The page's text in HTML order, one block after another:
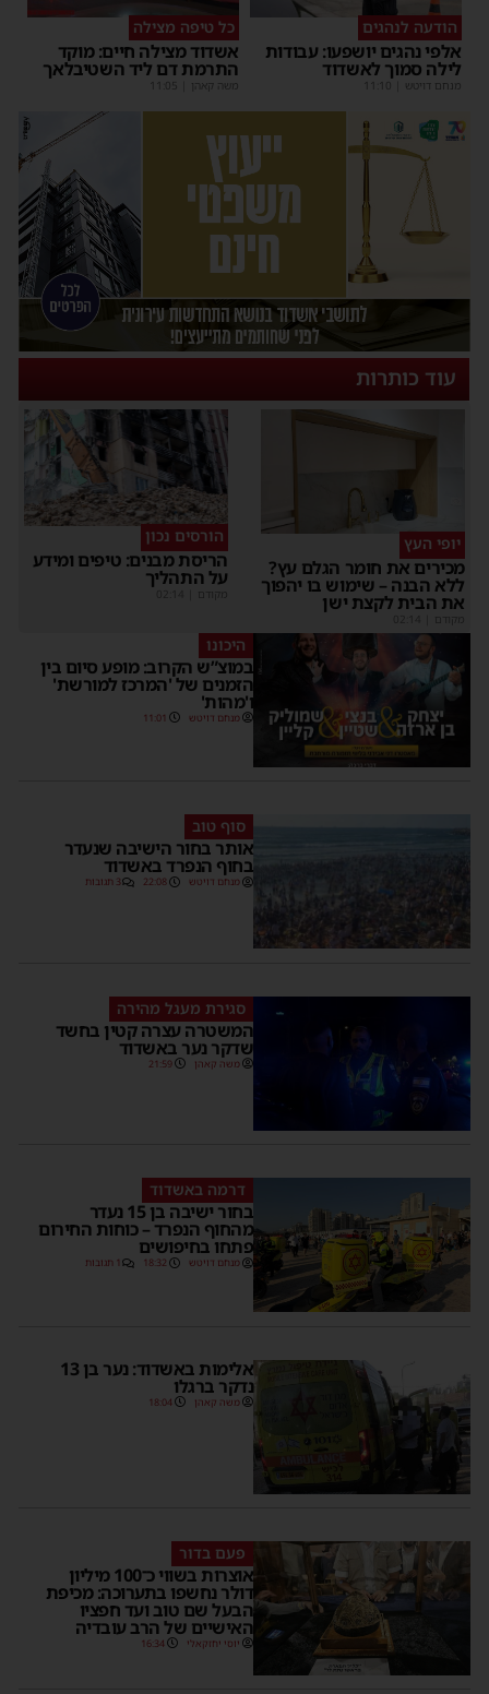
הודעה לנהגים
אלפי נהגים יושפעו: עבודות
לילה סמוך לאשדוד
מנחם דויטש 11:10
כל טיפה מצילה
אשדוד מצילה חיים: מוקד
התרמת דם ליד השטיבלאך
משה קאהן 11:05
עוד כותרות
יופי העץ
מכירים את חומר הגלם עץ?
ללא הבנה – שימוש בו יהפוך
את הבית לקצת ישן
מקודם
הורסים נכון
הריסת מבנים: טיפים ומידע
על התהליך
מקודם
היכונו
במוצ”ש הקרוב: מופע סיום בין
הזמנים של 'המרכז למורשת'
ו'מהות'
מנחם דויטש 11:01
סוף טוב
אותר בחור הישיבה שנעדר
בחוף הנפרד באשדוד
מנחם דויטש 22:08 3 תגובות
סגירת מעגל מהירה
המשטרה עצרה קטין בחשד
שדקר נער באשדוד
משה קאהן 21:59
דרמה באשדוד
בחור ישיבה בן 15 נעדר
מהחוף הנפרד – כוחות החירום
פתחו בחיפושים
מנחם דויטש 18:32 1 תגובות
אלימות באשדוד: נער בן 13
נדקר ברגלו
משה קאהן 18:04
פעם בדור
אוצרות בשווי כ־100 מיליון
דולר נחשפו בתערוכה: מכיפת
הבעל שם טוב ועד חפציו
האישיים של הרב עובדיה
יוסי יחזקאלי 16:34